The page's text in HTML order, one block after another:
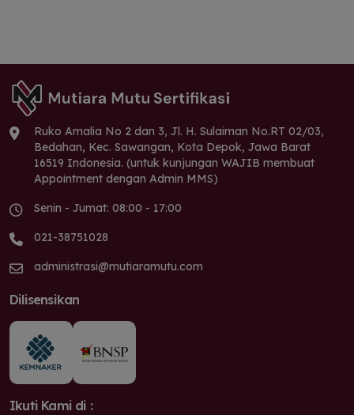
Ruko Amalia No 2 dan 3, Jl. H. Sulaiman No.RT 02/03,
Bedahan, Kec. Sawangan, Kota Depok, Jawa Barat
16519 Indonesia. (untuk kunjungan WAJIB membuat
Appointment dengan Admin MMS)
Senin - Jumat: 08:00 - 17:00
021-38751028
administrasi@mutiaramutu.com
Dilisensikan
Ikuti Kami di :